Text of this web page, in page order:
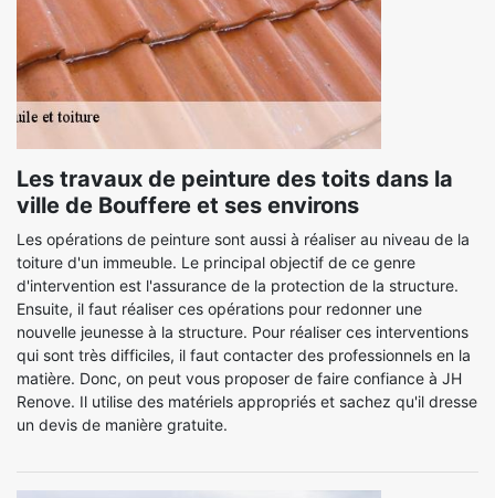
Les travaux de peinture des toits dans la
ville de Bouffere et ses environs
Les opérations de peinture sont aussi à réaliser au niveau de la
toiture d'un immeuble. Le principal objectif de ce genre
d'intervention est l'assurance de la protection de la structure.
Ensuite, il faut réaliser ces opérations pour redonner une
nouvelle jeunesse à la structure. Pour réaliser ces interventions
qui sont très difficiles, il faut contacter des professionnels en la
matière. Donc, on peut vous proposer de faire confiance à JH
Renove. Il utilise des matériels appropriés et sachez qu'il dresse
un devis de manière gratuite.